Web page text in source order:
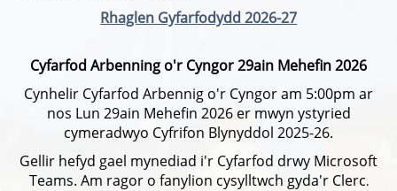
Rhaglen Gyfarfodydd 2026-27
Cyfarfod Arbenning o'r Cyngor 29ain Mehefin 2026
Cynhelir Cyfarfod Arbennig o'r Cyngor am 5:00pm ar
nos Lun 29ain Mehefin 2026 er mwyn ystyried
cymeradwyo Cyfrifon Blynyddol 2025-26.
Gellir hefyd gael mynediad i'r Cyfarfod drwy Microsoft
Teams. Am ragor o fanylion cysylltwch gyda'r Clerc.